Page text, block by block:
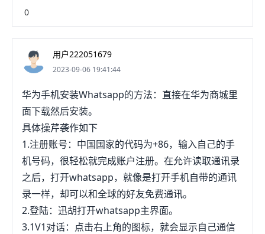
0
用户222051679
2023-09-06 19:41:44
华为手机安装Whatsapp的方法：直接在华为商城里
面下载然后安装。
具体操芹袭作如下
1.注册账号：中国国家的代码为+86，输入自己的手
机号码，很轻松就完成账户注册。在允许读取通讯录
之后，打开whatsapp，就像是打开手机自带的通讯
录一样，却可以和全球的好友免费通讯。
2.登陆：迅胡打开whatsapp主界面。
3.1V1对话：点击右上角的图标，就会显示自己通信